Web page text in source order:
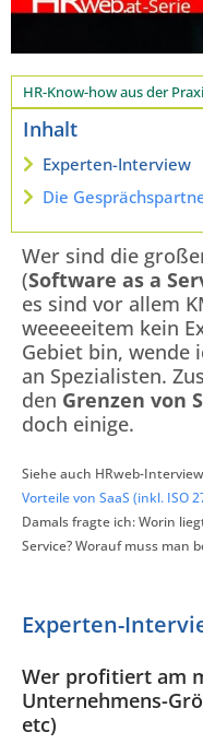
HR-Know-how aus der
Inhalt
Experten-Interview
Die
Wer sind die
(Software as a
es sind vor allem
weeeeeitem kein
Gebiet bin, wende
an Spezialisten.
den Grenzen von
doch einige.
Siehe auch HRweb-Interview
Vorteile von SaaS (inkl. ISO
Damals fragte ich: Worin
Service? Worauf muss man
Experten-
Wer profitiert am
Unternehmens-
etc)